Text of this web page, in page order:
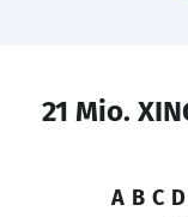
21 Mio.
A B C D